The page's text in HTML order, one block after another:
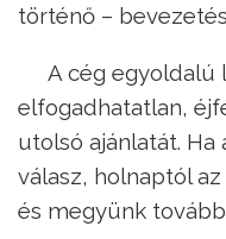
történő –
A cég egyoldalú
elfogadhatatlan,
utolsó ajánlatát.
válasz, holnaptól
és megyünk